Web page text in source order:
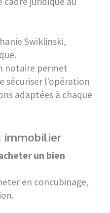
Swiklinski,
notaire permet
sécuriser l'opération
adaptées à chaque
immobilier
un bien
en concubinage,